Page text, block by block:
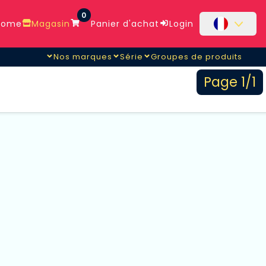
Magasin
0
Panier d'achat Login
Nos marques Série Groupes de produits
Page 1/1